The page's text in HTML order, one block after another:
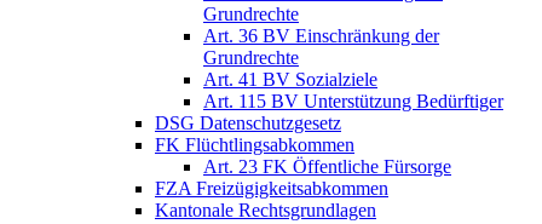
Grundrechte
Art. 36 BV Einschränkung der
Grundrechte
Art. 41 BV Sozialziele
Art. 115 BV Unterstützung Bedürftiger
DSG Datenschutzgesetz
FK Flüchtlingsabkommen
Art. 23 FK Öffentliche Fürsorge
FZA Freizügigkeitsabkommen
Kantonale Rechtsgrundlagen